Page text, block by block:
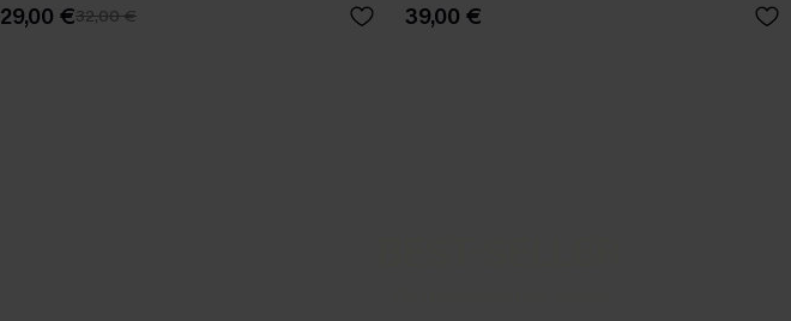
29,00 €32,00 € 39,00 €